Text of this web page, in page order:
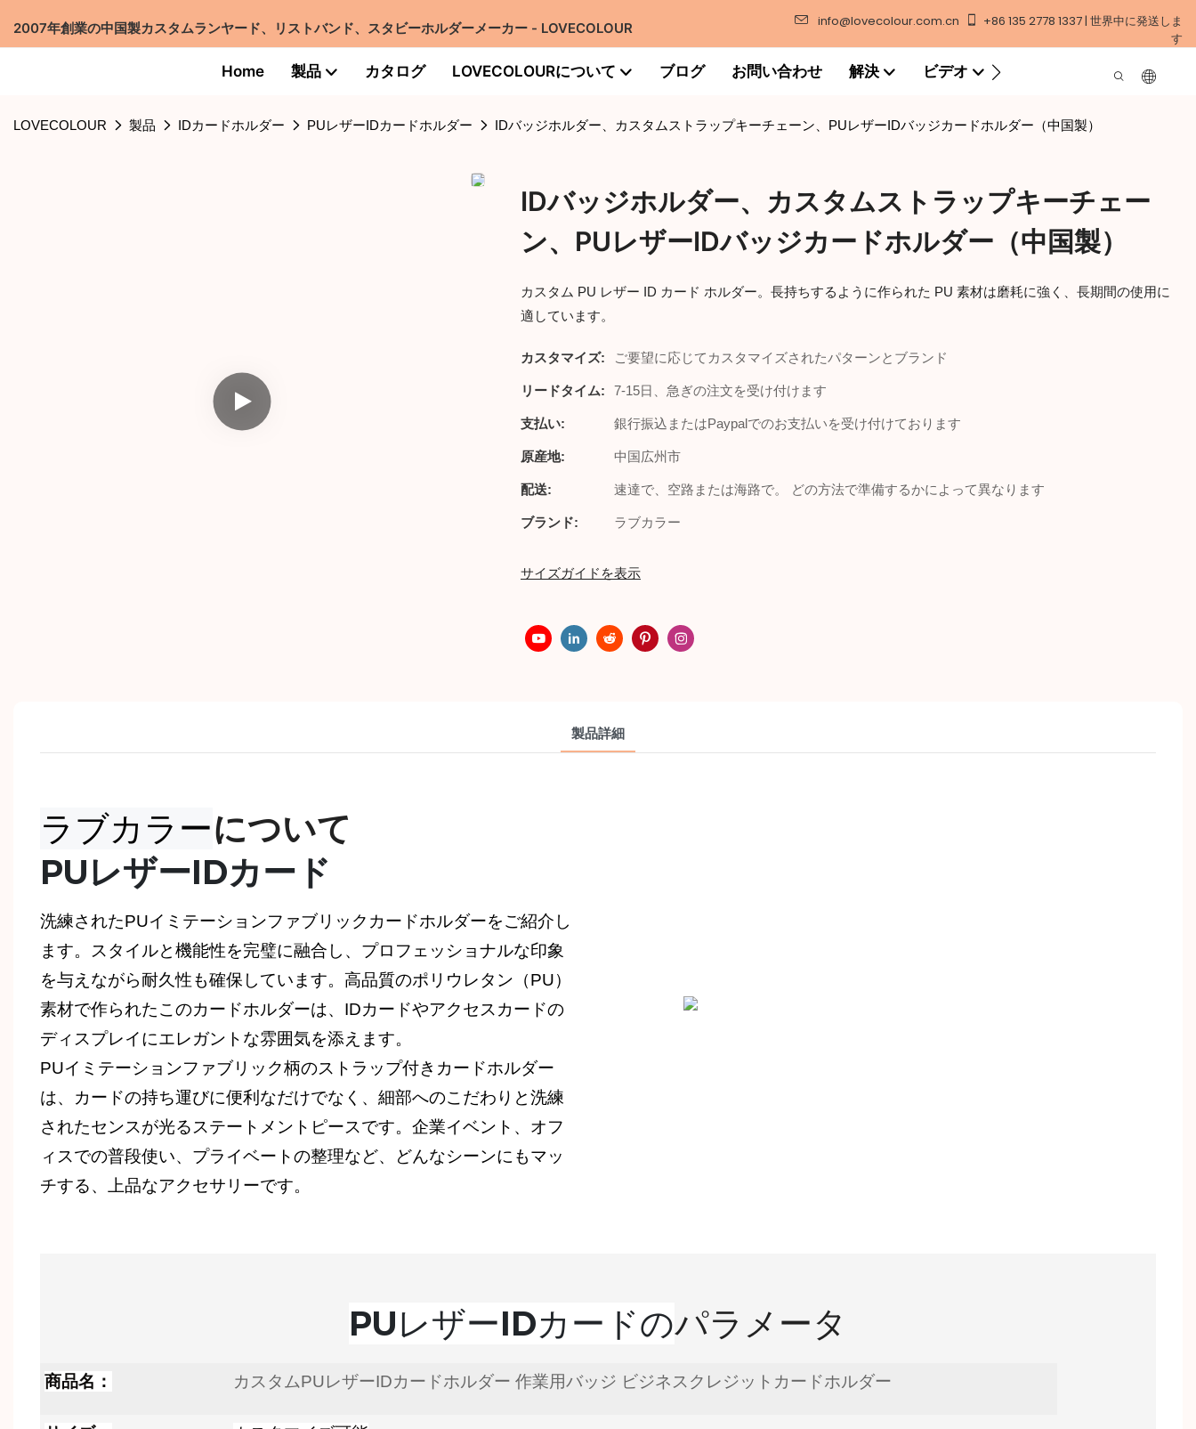
2007年創業の中国製カスタムランヤード、リストバンド、スタビーホルダーメーカー - LOVECOLOUR info@lovecolour.com.cn
+86 135 2778 1337 | 世界中に発送しま
す
Home 製品 カタログ LOVECOLOURについて ブログ お問い合わせ 解決 ビデオ
LOVECOLOUR 製品 IDカードホルダー PUレザーIDカードホルダー IDバッジホルダー、カスタムストラップキーチェーン、PUレザーIDバッジカードホルダー（中国製）
IDバッジホルダー、カスタムストラップキーチェー
ン、PUレザーIDバッジカードホルダー（中国製）
カスタム PU レザー ID カード ホルダー。長持ちするように作られた PU 素材は磨耗に強く、長期間の使用に
適しています。
カスタマイズ: ご要望に応じてカスタマイズされたパターンとブランド
リードタイム: 7-15日、急ぎの注文を受け付けます
支払い: 銀行振込またはPaypalでのお支払いを受け付けております
原産地: 中国広州市
配送: 速達で、空路または海路で。 どの方法で準備するかによって異なります
ブランド: ラブカラー
サイズガイドを表示
製品詳細
ラブカラーについて
PUレザーIDカード
洗練されたPUイミテーションファブリックカードホルダーをご紹介し
ます。スタイルと機能性を完璧に融合し、プロフェッショナルな印象
を与えながら耐久性も確保しています。高品質のポリウレタン（PU）
素材で作られたこのカードホルダーは、IDカードやアクセスカードの
ディスプレイにエレガントな雰囲気を添えます。
PUイミテーションファブリック柄のストラップ付きカードホルダー
は、カードの持ち運びに便利なだけでなく、細部へのこだわりと洗練
されたセンスが光るステートメントピースです。企業イベント、オフ
ィスでの普段使い、プライベートの整理など、どんなシーンにもマッ
チする、上品なアクセサリーです。
PUレザーIDカードのパラメータ
商品名： カスタムPUレザーIDカードホルダー 作業用バッジ ビジネスクレジットカードホルダー